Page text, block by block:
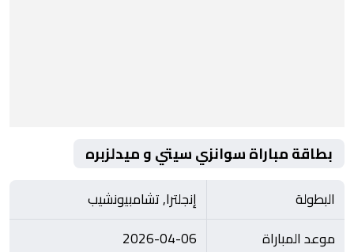
بطاقة مباراة سوانزي سيتي و ميدلزبره
البطولة
إنجلترا, تشامبيونشيب
موعد المباراة
2026-04-06